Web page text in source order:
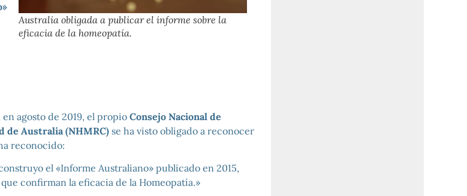
Australia obligada a publicar el informe sobre la
eficacia de la homeopatía.
agosto de 2019, el propio Consejo Nacional de
de Australia (NHMRC)se ha visto obligado a reconocer
reconocido:
el «Informe Australiano» publicado en 2015,
confirman la eficacia de la Homeopatía.»